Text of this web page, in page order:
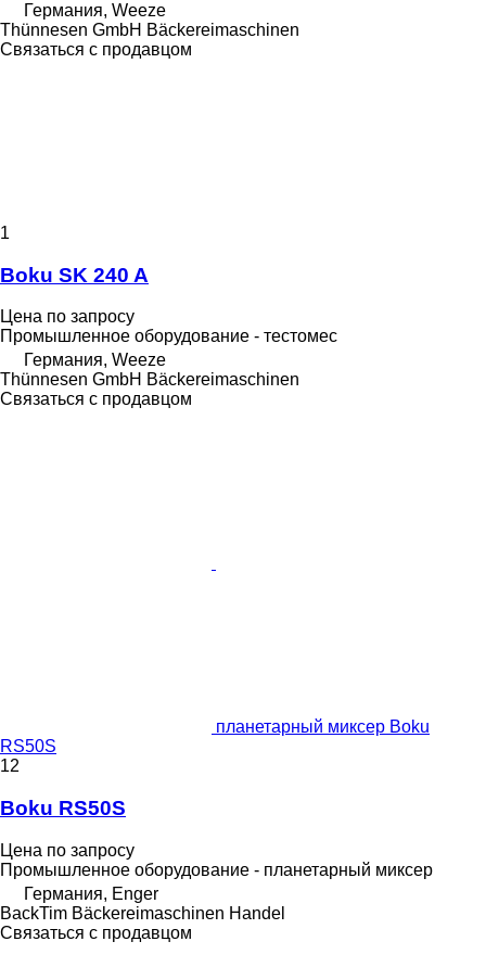
Германия, Weeze
Thünnesen GmbH Bäckereimaschinen
Связаться с продавцом
1
Boku SK 240 A
Цена по запросу
Промышленное оборудование - тестомес
Германия, Weeze
Thünnesen GmbH Bäckereimaschinen
Связаться с продавцом
планетарный миксер Boku
RS50S
12
Boku RS50S
Цена по запросу
Промышленное оборудование - планетарный миксер
Германия, Enger
BackTim Bäckereimaschinen Handel
Связаться с продавцом